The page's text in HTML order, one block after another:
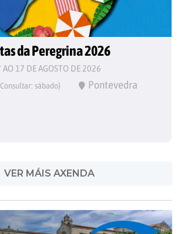
da Peregrina 2026
AO 17 DE AGOSTO DE 2026
sábado) Pontevedra
VER MÁIS AXENDA